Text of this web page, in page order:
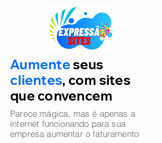
Aumenteseus
clientes, com sites
que convencem
Parece mágica, mas é apenas a
internet funcionando para sua
empresa aumentar o faturamento